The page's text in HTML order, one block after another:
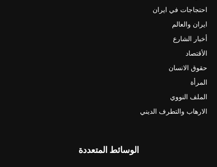
احتجاجات في ايران
ايران والعالم
أخبار الشارع
الأقتصاد
حقوق الانسان
المرأة
الملف النووي
الارهاب والتطرف الديني
الوسائط المتعددة